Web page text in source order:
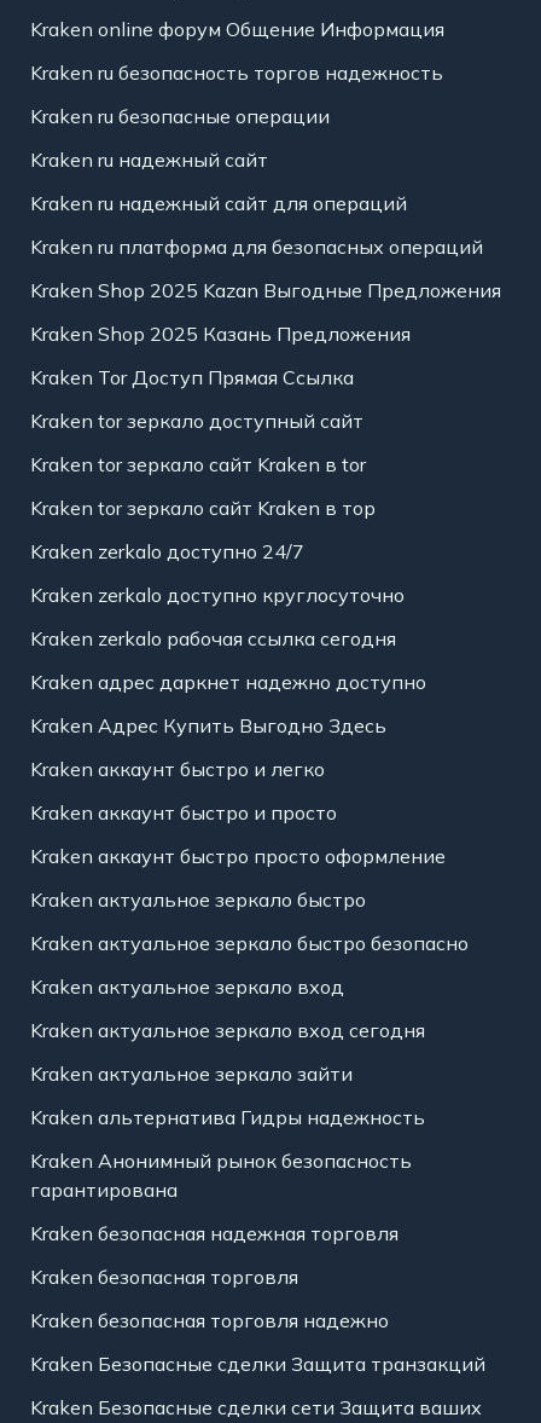
Kraken online форум Общение Информация
Kraken ru безопасность торгов надежность
Kraken ru безопасные операции
Kraken ru надежный сайт
Kraken ru надежный сайт для операций
Kraken ru платформа для безопасных операций
Kraken Shop 2025 Kazan Выгодные Предложения
Kraken Shop 2025 Казань Предложения
Kraken Tor Доступ Прямая Ссылка
Kraken tor зеркало доступный сайт
Kraken tor зеркало сайт Kraken в tor
Kraken tor зеркало сайт Kraken в тор
Kraken zerkalo доступно 24/7
Kraken zerkalo доступно круглосуточно
Kraken zerkalo рабочая ссылка сегодня
Kraken адрес даркнет надежно доступно
Kraken Адрес Купить Выгодно Здесь
Kraken аккаунт быстро и легко
Kraken аккаунт быстро и просто
Kraken аккаунт быстро просто оформление
Kraken актуальное зеркало быстро
Kraken актуальное зеркало быстро безопасно
Kraken актуальное зеркало вход
Kraken актуальное зеркало вход сегодня
Kraken актуальное зеркало зайти
Kraken альтернатива Гидры надежность
Kraken Анонимный рынок безопасность
гарантирована
Kraken безопасная надежная торговля
Kraken безопасная торговля
Kraken безопасная торговля надежно
Kraken Безопасные сделки Защита транзакций
Kraken Безопасные сделки сети Защита ваших